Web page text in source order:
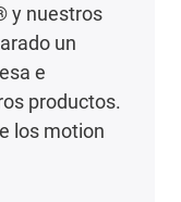
y nuestros
un
e
productos.
los motion